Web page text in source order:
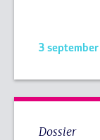
3
Dossier